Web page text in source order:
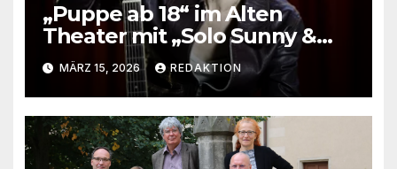
„Puppe ab 18“ im Alten
Theater mit „Solo Sunny &
me“
MÄRZ 15, 2026 REDAKTION